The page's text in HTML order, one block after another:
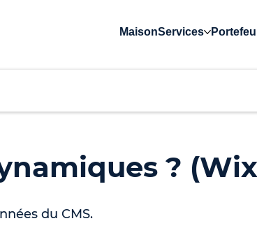
MaisonServices
? (Wix
du CMS.